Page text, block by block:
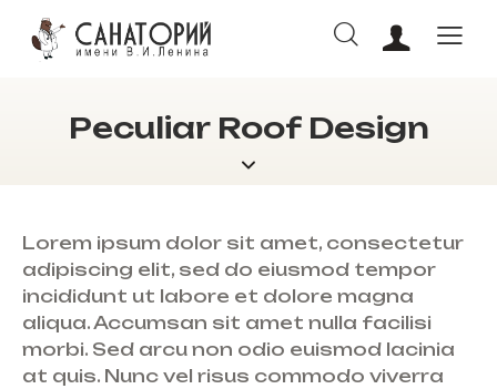
Peculiar Roof Design
Lorem ipsum dolor sit amet, consectetur
adipiscing elit, sed do eiusmod tempor
incididunt ut labore et dolore magna
aliqua. Accumsan sit amet nulla facilisi
morbi. Sed arcu non odio euismod lacinia
at quis. Nunc vel risus commodo viverra